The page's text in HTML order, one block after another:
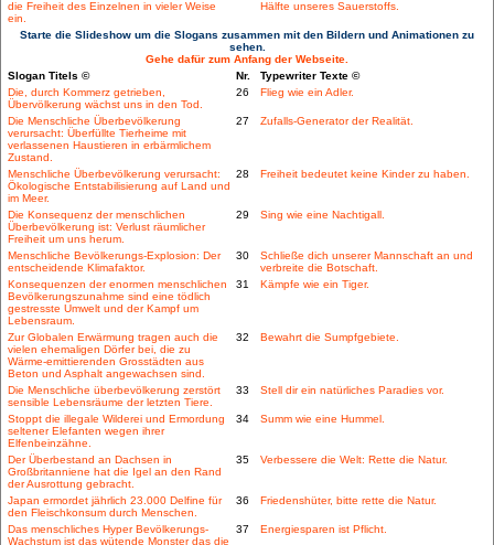
die Freiheit des Einzelnen in vieler Weise
ein.
Hälfte unseres Sauerstoffs.
Starte die Slideshow um die Slogans zusammen mit den Bildern und Animationen zu
sehen.
Gehe dafür zum Anfang der Webseite.
Slogan Titels ©
Nr.
Typewriter Texte ©
Die, durch Kommerz getrieben,
Übervölkerung wächst uns in den Tod.
26 Flieg wie ein Adler.
Die Menschliche Überbevölkerung
verursacht: Überfüllte Tierheime mit
verlassenen Haustieren in erbärmlichem
Zustand.
27 Zufalls-Generator der Realität.
Menschliche Überbevölkerung verursacht:
Ökologische Entstabilisierung auf Land und
im Meer.
28 Freiheit bedeutet keine Kinder zu haben.
Die Konsequenz der menschlichen
Überbevölkerung ist: Verlust räumlicher
Freiheit um uns herum.
29 Sing wie eine Nachtigall.
Menschliche Bevölkerungs-Explosion: Der
entscheidende Klimafaktor.
30
Schließe dich unserer Mannschaft an und
verbreite die Botschaft.
Konsequenzen der enormen menschlichen
Bevölkerungszunahme sind eine tödlich
gestresste Umwelt und der Kampf um
Lebensraum.
31 Kämpfe wie ein Tiger.
Zur Globalen Erwärmung tragen auch die
vielen ehemaligen Dörfer bei, die zu
Wärme-emittierenden Grosstädten aus
Beton und Asphalt angewachsen sind.
32 Bewahrt die Sumpfgebiete.
Die Menschliche überbevölkerung zerstört
sensible Lebensräume der letzten Tiere.
33 Stell dir ein natürliches Paradies vor.
Stoppt die illegale Wilderei und Ermordung
seltener Elefanten wegen ihrer
Elfenbeinzähne.
34 Summ wie eine Hummel.
Der Überbestand an Dachsen in
Großbritanniene hat die Igel an den Rand
der Ausrottung gebracht.
35 Verbessere die Welt: Rette die Natur.
Japan ermordet jährlich 23.000 Delfine für
den Fleischkonsum durch Menschen.
36 Friedenshüter, bitte rette die Natur.
Das menschliches Hyper Bevölkerungs-
Wachstum ist das wütende Monster das die
37 Energiesparen ist Pflicht.